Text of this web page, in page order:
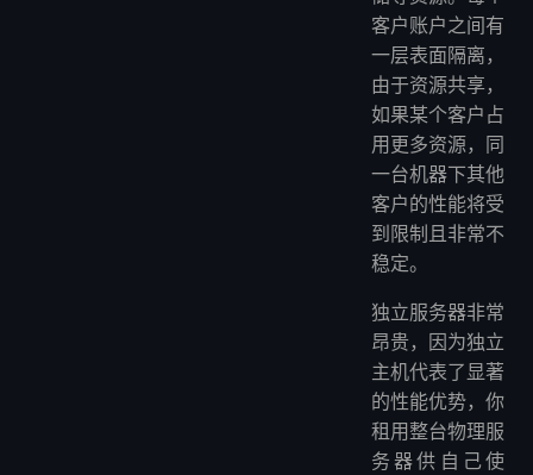
客户账户之间有
一层表面隔离，
由于资源共享，
如果某个客户占
用更多资源，同
一台机器下其他
客户的性能将受
到限制且非常不
稳定。
独立服务器非常
昂贵，因为独立
主机代表了显著
的性能优势，你
租用整台物理服
务器供自己使